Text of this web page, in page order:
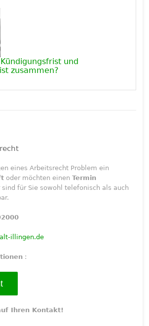
und
zusammen?
eines Arbeitsrecht Problem ein
oder möchten einenTermin
sind für Sie sowohl telefonisch als auch
illingen.de
:
Ihren Kontakt!